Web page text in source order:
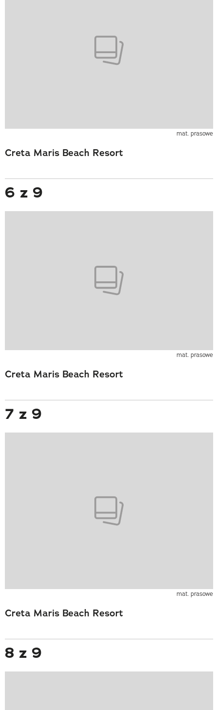
mat. prasowe
Creta Maris Beach Resort
6 z 9
mat. prasowe
Creta Maris Beach Resort
7 z 9
mat. prasowe
Creta Maris Beach Resort
8 z 9